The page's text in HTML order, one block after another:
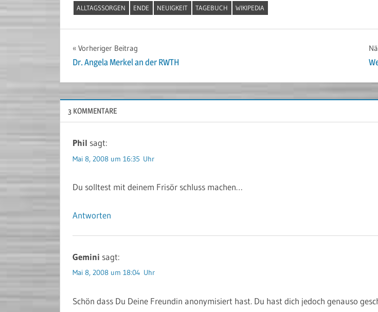
ALLTAGSSORGEN ENDE NEUIGKEIT TAGEBUCH WIKIPEDIA
Beitragsnavigation
Vorheriger Beitrag
Dr. Angela Merkel an der RWTH
3 KOMMENTARE
Phil sagt:
Mai 8, 2008 um 16:35 Uhr
Du solltest mit deinem Frisör schluss machen…
Antworten
Gemini sagt:
Mai 8, 2008 um 18:04 Uhr
Schön dass Du Deine Freundin anonymisiert hast. Du hast dich jedoch genauso